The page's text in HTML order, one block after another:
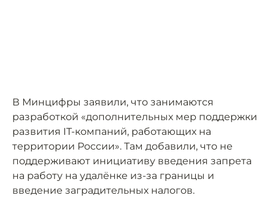
В Минцифры заявили, что занимаются
разработкой «дополнительных мер поддержки
развития IT-компаний, работающих на
территории России». Там добавили, что не
поддерживают инициативу введения запрета
на работу на удалёнке из-за границы и
введение заградительных налогов.